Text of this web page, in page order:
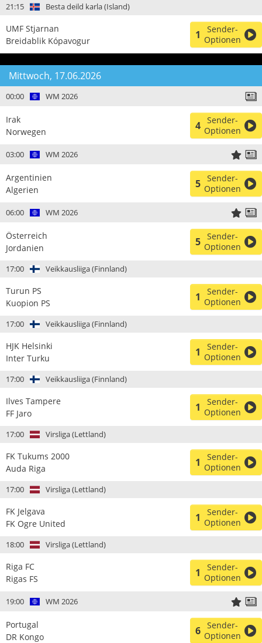
21:15 Besta deild karla (Island)
UMF Stjarnan
Breidablik Kópavogur
1
Sender-
Optionen
Mittwoch, 17.06.2026
00:00 WM 2026
Irak
Norwegen
4 Sender-
Optionen
03:00 WM 2026
Argentinien
Algerien
5 Sender-
Optionen
06:00 WM 2026
Österreich
Jordanien
5 Sender-
Optionen
17:00 Veikkausliiga (Finnland)
Turun PS
Kuopion PS
1
Sender-
Optionen
17:00 Veikkausliiga (Finnland)
HJK Helsinki
Inter Turku
1
Sender-
Optionen
17:00 Veikkausliiga (Finnland)
Ilves Tampere
FF Jaro
1
Sender-
Optionen
17:00 Virsliga (Lettland)
FK Tukums 2000
Auda Riga
1
Sender-
Optionen
17:00 Virsliga (Lettland)
FK Jelgava
FK Ogre United
1
Sender-
Optionen
18:00 Virsliga (Lettland)
Riga FC
Rigas FS
1
Sender-
Optionen
19:00 WM 2026
Portugal
DR Kongo
6 Sender-
Optionen